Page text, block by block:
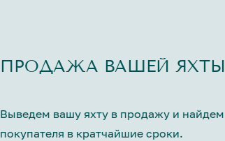
ПРОДАЖА ВАШЕЙ ЯХТЫ
Выведем вашу яхту в продажу и найдем
покупателя в кратчайшие сроки.